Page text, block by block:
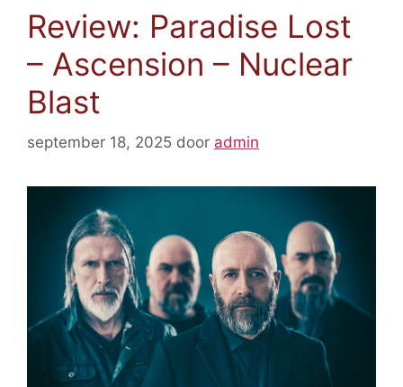
Review: Paradise Lost
– Ascension – Nuclear
Blast
september 18, 2025 door admin